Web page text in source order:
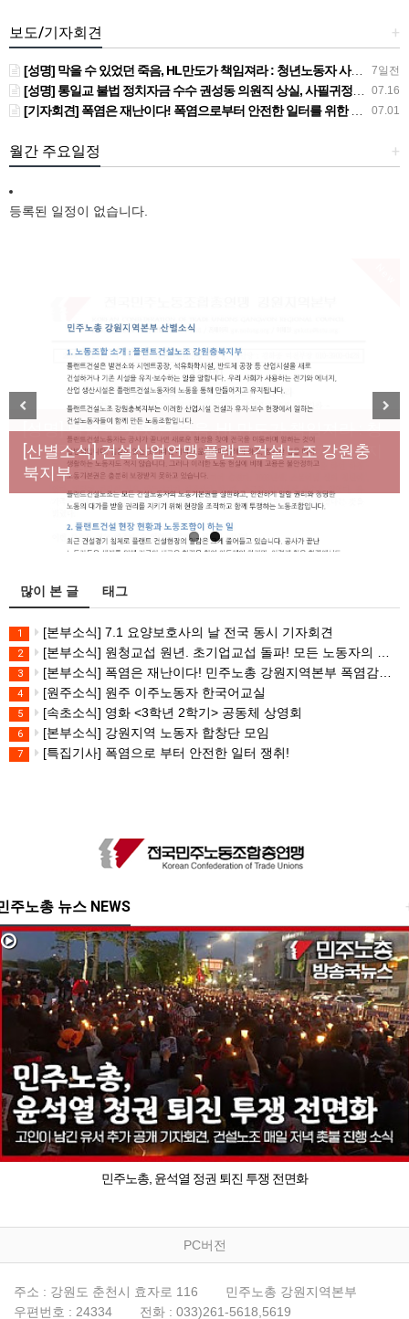
+
보도/기자회견
7일전
[성명] 막을 수 있었던 죽음, HL만도가 책임져라 : 청년노동자 사망사고의 철저한 진상규명과 재발방지 대책 마련하라
07.16
[성명] 통일교 불법 정치자금 수수 권성동 의원직 상실, 사필귀정이다
07.01
[기자회견] 폭염은 재난이다! 폭염으로부터 안전한 일터를 위한 민주노총 강원지역본부 폭염감시단 선포 기자회견
+
월간 주요일정
등록된 일정이 없습니다.
[성명] 막을 수 있었던 죽음, HL만도가 책임져라 : 청
년노동자 사망사고의 철저한 진상규명과 재발방지
대책 마련하라
[산별소식] 건설산업연맹 플랜트건설노조 강원충
북지부
Previous Next
많이 본 글 태그
1 [본부소식] 7.1 요양보호사의 날 전국 동시 기자회견
2 [본부소식] 원청교섭 원년. 초기업교섭 돌파! 모든 노동자의 노동기본권 쟁취! 민주노총 7.15 총파업대회
3 [본부소식] 폭염은 재난이다! 민주노총 강원지역본부 폭염감시단 선포 기자회견
4 [원주소식] 원주 이주노동자 한국어교실
5 [속초소식] 영화 <3학년 2학기> 공동체 상영회
6 [본부소식] 강원지역 노동자 합창단 모임
7 [특집기사] 폭염으로 부터 안전한 일터 쟁취!
주노총 뉴스 NEWS
민주노총, 윤석열 정권 퇴진 투쟁 전면화
PC버전
주소 : 강원도 춘천시 효자로 116
민주노총 강원지역본부
우편번호 : 24334
전화 : 033)261-5618,5619